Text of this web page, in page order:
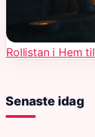
Rollistan i Hem
Senaste idag